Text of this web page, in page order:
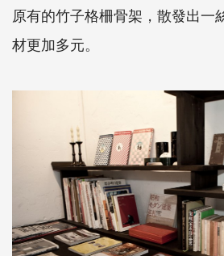
原有的竹子格柵骨架，散發出一
材更加多元。